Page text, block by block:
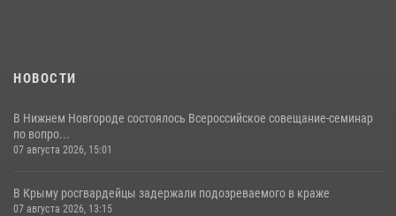
НОВОСТИ
В Нижнем Новгороде состоялось Всероссийское совещание-семинар
по вопро...
07 августа 2026, 15:01
В Крыму росгвардейцы задержали подозреваемого в краже
07 августа 2026, 13:15